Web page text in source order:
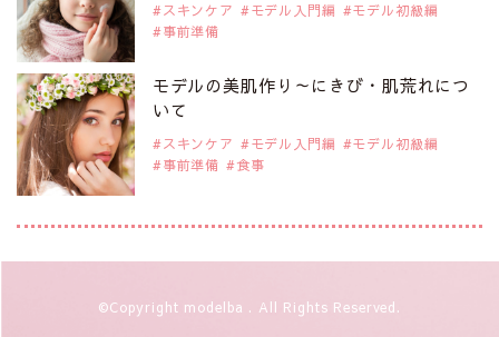
2019年9月29日
注目モデルを1名追加いたしました。
是非ご覧ください。
注目のアジア系モデル
2019年9月29日
注目モデルを1名追加いたしました。
2019年9月29日
注目モデルを1名追加いたしました。
スキンケア モデル入門編
モデル初級編
事前準備
モデルの美肌作り～にきび・肌荒れにつ
いて
スキンケア モデル入門編
モデル初級編
事前準備
食事
©Copyright modelba . All Rights Reserved.